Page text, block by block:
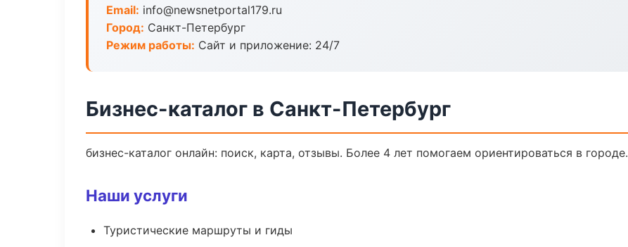
Email: info@newsnetportal179.ru
Город: Санкт-Петербург
Режим работы: Сайт и приложение: 24/7
Бизнес-каталог в Санкт-Петербург
бизнес-каталог онлайн: поиск, карта, отзывы. Более 4 лет помогаем ориентироваться в городе.
Наши услуги
Туристические маршруты и гиды